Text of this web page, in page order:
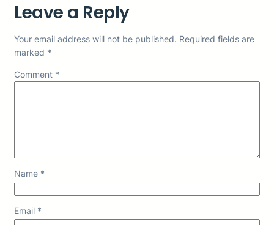
Leave a Reply
Your email address will not be published. Required fields are
marked *
Comment *
Name *
Email *